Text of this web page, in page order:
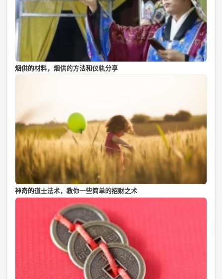
烟供的材料，烟供的方法和仪轨分享
神奇的道士法术，教你一些简单的招财之术